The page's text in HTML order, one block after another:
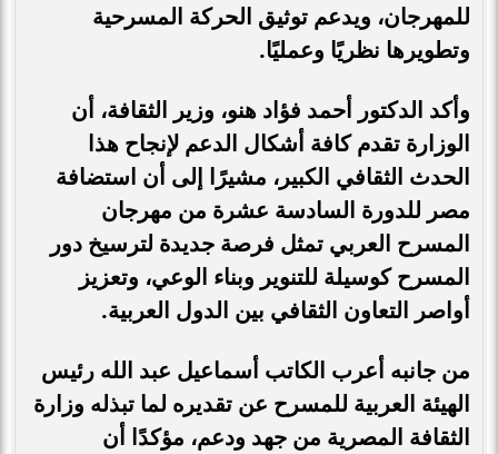
للمهرجان، ويدعم توثيق الحركة المسرحية
وتطويرها نظريًا وعمليًا.
وأكد الدكتور أحمد فؤاد هنو، وزير الثقافة، أن
الوزارة تقدم كافة أشكال الدعم لإنجاح هذا
الحدث الثقافي الكبير، مشيرًا إلى أن استضافة
مصر للدورة السادسة عشرة من مهرجان
المسرح العربي تمثل فرصة جديدة لترسيخ دور
المسرح كوسيلة للتنوير وبناء الوعي، وتعزيز
أواصر التعاون الثقافي بين الدول العربية.
من جانبه أعرب الكاتب أسماعيل عبد الله رئيس
الهيئة العربية للمسرح عن تقديره لما تبذله وزارة
الثقافة المصرية من جهد ودعم، مؤكدًا أن